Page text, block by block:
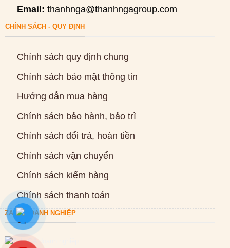
Email: thanhnga@thanhngagroup.com
CHÍNH SÁCH - QUY ĐỊNH
Chính sách quy định chung
Chính sách bảo mật thông tin
Hướng dẫn mua hàng
Chính sách bảo hành, bảo trì
Chính sách đổi trả, hoàn tiền
Chính sách vận chuyển
Chính sách kiểm hàng
Chính sách thanh toán
ZALO DOANH NGHIỆP